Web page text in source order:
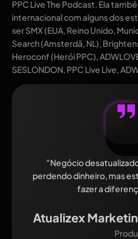
PPC Live The Podcast. Ela
internacional com alguns dos
ser SMX (EUA, Reino Unido,
Search (Amsterdã, NL),
Heroconf (Herói PPC),
SESLONDON, PPC Live Live,
”Negócio
perdendo dinheiro, mas
fazer a
Atualizex